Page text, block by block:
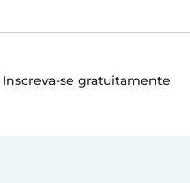
Inscreva-se gratuitamente